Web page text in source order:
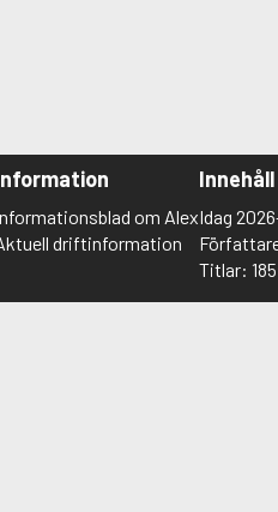
om Alex
driftinformation
Innehåll
Idag
Titlar: